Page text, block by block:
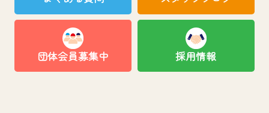
団体会員募集中 採用情報